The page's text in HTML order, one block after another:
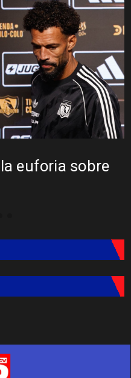
en Colo
y Contrato